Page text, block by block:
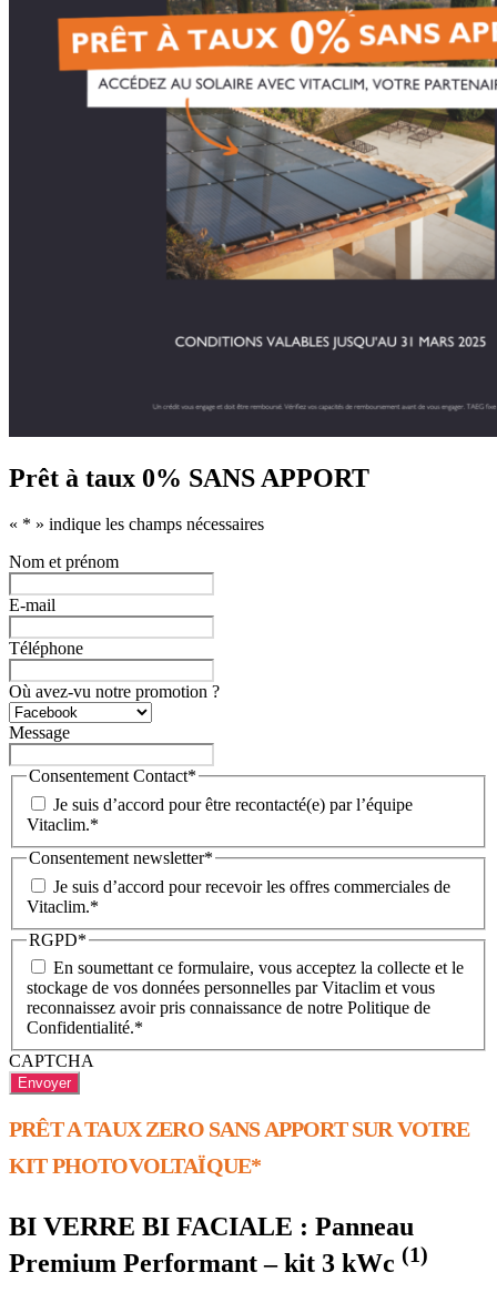
Prêt à taux 0% SANS APPORT
« * » indique les champs nécessaires
Nom et prénom
E-mail
Téléphone
Où avez-vu notre promotion ?
Message
Consentement Contact*
Je suis d’accord pour être recontacté(e) par l’équipe
Vitaclim.*
Consentement newsletter*
Je suis d’accord pour recevoir les offres commerciales de
Vitaclim.*
RGPD*
En soumettant ce formulaire, vous acceptez la collecte et le
stockage de vos données personnelles par Vitaclim et vous
reconnaissez avoir pris connaissance de notre Politique de
Confidentialité.*
CAPTCHA
PRÊT A TAUX ZERO SANS APPORT SUR VOTRE
KIT PHOTOVOLTAÏQUE*
BI VERRE BI FACIALE : Panneau
Premium Performant – kit 3 kWc (1)